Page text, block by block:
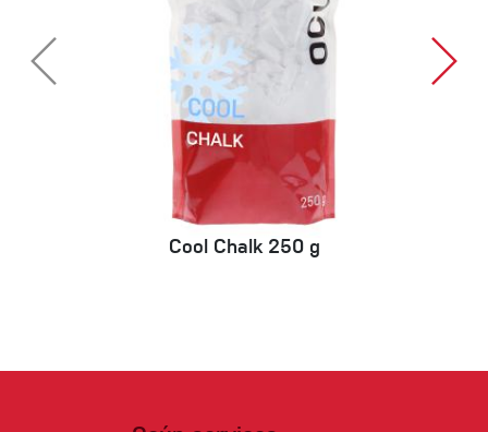
Cool Chalk 250 g